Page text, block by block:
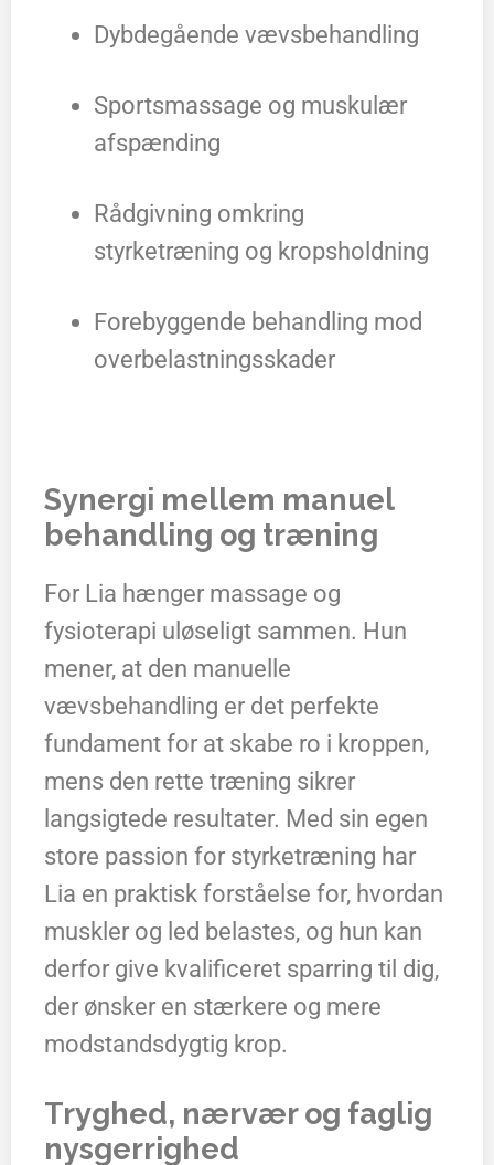
Dybdegående vævsbehandling
Sportsmassage og muskulær
afspænding
Rådgivning omkring
styrketræning og kropsholdning
Forebyggende behandling mod
overbelastningsskader
Synergi mellem manuel
behandling og træning
For Lia hænger massage og
fysioterapi uløseligt sammen. Hun
mener, at den manuelle
vævsbehandling er det perfekte
fundament for at skabe ro i kroppen,
mens den rette træning sikrer
langsigtede resultater. Med sin egen
store passion for styrketræning har
Lia en praktisk forståelse for, hvordan
muskler og led belastes, og hun kan
derfor give kvalificeret sparring til dig,
der ønsker en stærkere og mere
modstandsdygtig krop.
Tryghed, nærvær og faglig
nysgerrighed